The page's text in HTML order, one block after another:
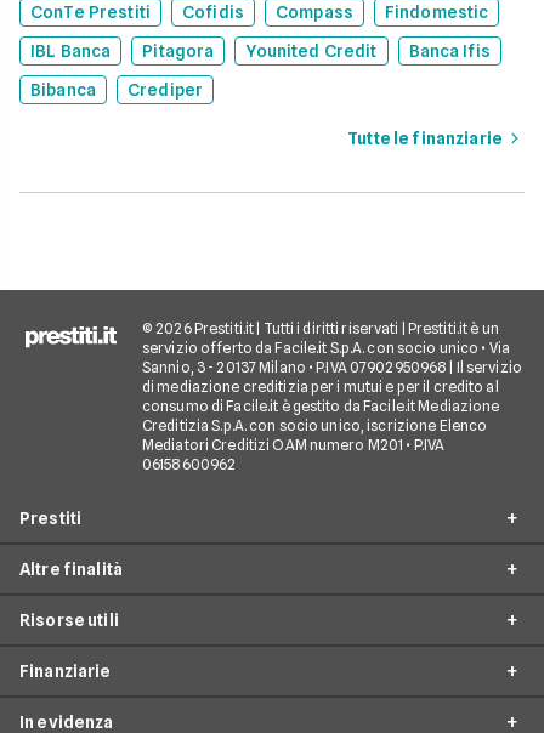
ConTe Prestiti Cofidis Compass
Findomestic
IBL Banca
Pitagora Younited Credit
Banca Ifis
Bibanca
Crediper
Tutte le finanziarie
© 2026 Prestiti.it | Tutti i diritti riservati | Prestiti.it è un
servizio offerto da Facile.it S.p.A. con socio unico • Via
Sannio, 3 - 20137 Milano • P.IVA 07902950968 | Il servizio
di mediazione creditizia per i mutui e per il credito al
consumo di Facile.it è gestito da Facile.it Mediazione
Creditizia S.p.A. con socio unico, iscrizione Elenco
Mediatori Creditizi OAM numero M201 • P.IVA
06158600962
Prestiti
Prestito consolidamento debiti
Prestito casa
Altre finalità
Prestiti arredamento
Prestiti acquisto box auto
Risorse utili
Come richiedere un prestito
Finanziarie
In evidenza